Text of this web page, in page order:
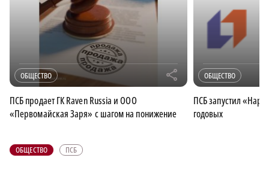
ОБЩЕСТВО r
ПСБ продает ГК Raven Russia и ООО
«Первомайская Заря» с шагом на понижение
ОБЩЕСТВО
ПСБ запустил
годовых
ОБЩЕСТВО ПСБ